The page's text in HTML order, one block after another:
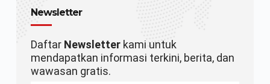
Newsletter
Daftar Newsletterkami untuk
mendapatkan informasi terkini, berita, dan
wawasan gratis.